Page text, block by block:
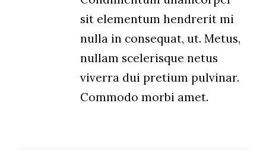
sit elementum hendrerit mi
nulla in consequat, ut. Metus,
nullam scelerisque netus
viverra dui pretium pulvinar.
Commodo morbi amet.